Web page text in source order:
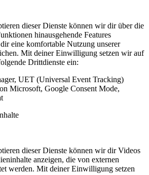
dieser Dienste können wir dir über die
hinausgehende Features
eine komfortable Nutzung unserer
Mit deiner Einwilligung setzen wir auf
Drittdienste ein:
UET (Universal Event Tracking)
Microsoft, Google Consent Mode,
dieser Dienste können wir dir Videos
anzeigen, die von externen
werden. Mit deiner Einwilligung setzen